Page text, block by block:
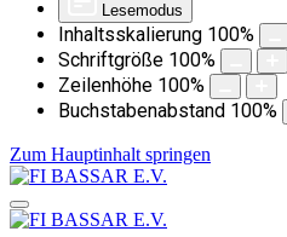
Lesemodus
Inhaltsskalierung 100%
Schriftgröße 100%
Zeilenhöhe 100%
Buchstabenabstand 100%
Zum Hauptinhalt springen